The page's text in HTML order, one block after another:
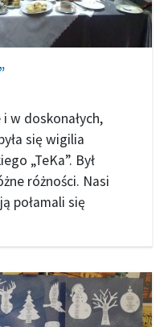
w doskonałych,
się wigilia
„TeKa”. Był
różności. Nasi
połamali się